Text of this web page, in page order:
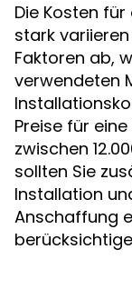
Die Kosten
stark
Faktoren ab,
verwendeten
Preise für
zwischen
sollten Sie
Installation
Anschaffung